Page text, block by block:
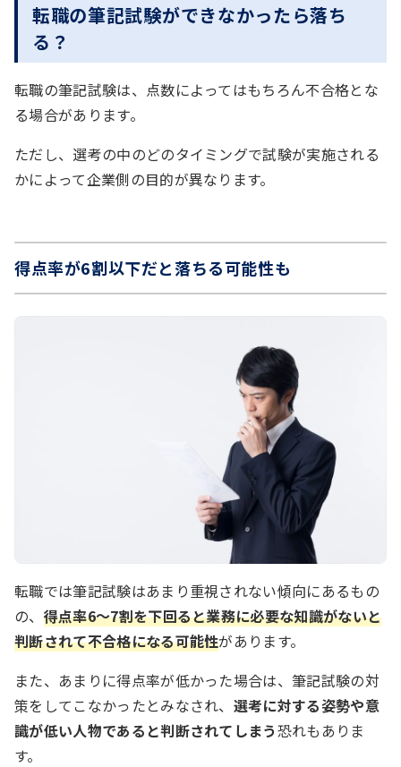
転職の筆記試験ができなかったら落ち
る？
転職の筆記試験は、点数によってはもちろん不合格とな
る場合があります。
ただし、選考の中のどのタイミングで試験が実施される
かによって企業側の目的が異なります。
得点率が6割以下だと落ちる可能性も
転職では筆記試験はあまり重視されない傾向にあるもの
の、 得点率6～7割を下回ると業務に必要な知識がないと
判断されて不合格になる可能性があります。
また、あまりに得点率が低かった場合は、筆記試験の対
策をしてこなかったとみなされ、 選考に対する姿勢や意
識が低い人物であると判断されてしまう恐れもありま
す。